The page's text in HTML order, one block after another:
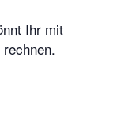
Ihr mit